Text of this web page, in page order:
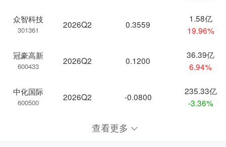
众智科技
301361
2026Q2
冠豪高新
600433
2026Q2
中化国际
600500
2026Q2
0.3559
1.58亿
19.96%
0.1200
36.39亿
6.94%
-0.0800
235.33亿
-3.36%
查看更多